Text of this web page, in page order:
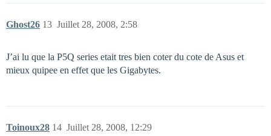
Ghost26 Juillet 28, 2008, 2:58
13
J’ai lu que la P5Q series etait tres bien coter du cote de Asus et
mieux quipee en effet que les Gigabytes.
Toinoux28 Juillet 28, 2008, 12:29
14